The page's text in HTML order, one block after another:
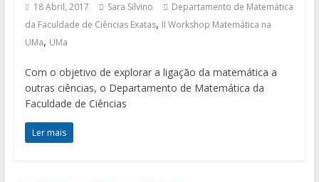
18 Abril, 2017 Sara Silvino
Departamento de Matemática
da Faculdade de Ciências Exatas, II Workshop Matemática na
UMa, UMa
Com o objetivo de explorar a ligação da matemática a
outras ciências, o Departamento de Matemática da
Faculdade de Ciências
Ler mais